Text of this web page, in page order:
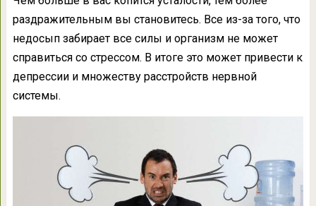
раздражительным вы становитесь. Все из-за того, что
недосып забирает все силы и организм не может
справиться со стрессом. В итоге это может привести к
депрессии и множеству расстройств нервной
системы.